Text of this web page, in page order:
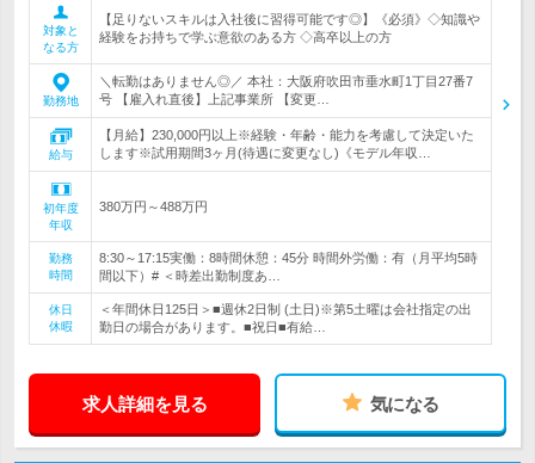
対象と
なる方
【足りないスキルは入社後に習得可能です◎】《必須》◇知識や
経験をお持ちで学ぶ意欲のある方 ◇高卒以上の方
勤務地
＼転勤はありません◎／ 本社：大阪府吹田市垂水町1丁目27番7
号 【雇入れ直後】上記事業所 【変更…
給与
【月給】230,000円以上※経験・年齢・能力を考慮して決定いた
します※試用期間3ヶ月(待遇に変更なし)《モデル年収…
初年度
年収
380万円～488万円
勤務
時間
8:30～17:15実働：8時間休憩：45分 時間外労働：有（月平均5時
間以下）# ＜時差出勤制度あ…
休日
休暇
＜年間休日125日＞■週休2日制 (土日)※第5土曜は会社指定の出
勤日の場合があります。■祝日■有給…
求人詳細を見る 気になる